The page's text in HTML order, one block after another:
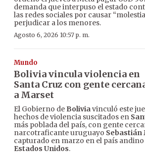
demanda que interpuso el estado
las redes sociales por causar
perjudicar a los menores.
Agosto 6, 2026 10:57 p. m.
Mundo
Bolivia vincula violencia en
Santa Cruz con gente
a Marset
El Gobierno de Boliviavinculó este
hechos de violencia suscitados en
más poblada del país, con gente
narcotraficante uruguayo Sebastián
capturado en marzo en el país
Estados Unidos.